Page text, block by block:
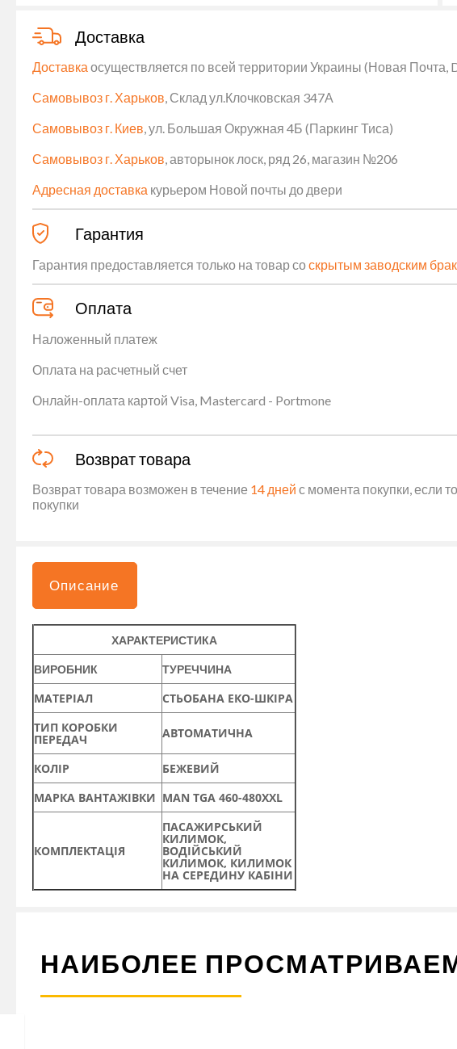
Доставка
Доставка осуществляется по всей территории Украины (Новая Почта,
Самовывоз г. Харьков , Склад ул.Клочковская 347А
Самовывоз г. Киев , ул. Большая Окружная 4Б (Паркинг Тиса)
Самовывоз г. Харьков , авторынок лоск, ряд 26, магазин №206
Адресная доставка курьером Новой почты до двери
Гарантия
Гарантия предоставляется только на товар соскрытым заводским
Оплата
Наложенный платеж
Оплата на расчетный счет
Онлайн-оплата картой Visa, Mastercard - Portmone
Возврат товара
Возврат товара возможен в течение 14 дней с момента покупки, если
покупки
Описание
ХАРАКТЕРИСТИКА
ВИРОБНИК ТУРЕЧЧИНА
МАТЕРІАЛ
СТЬОБАНА ЕКО-ШКІРА
ТИП КОРОБКИ
ПЕРЕДАЧ АВТОМАТИЧНА
КОЛІР
БЕЖЕВИЙ
МАРКА ВАНТАЖІВКИ MAN TGA 460-480XXL
КОМПЛЕКТАЦІЯ
ПАСАЖИРСЬКИЙ
КИЛИМОК,
ВОДІЙСЬКИЙ
КИЛИМОК, КИЛИМОК
НА СЕРЕДИНУ КАБІНИ
НАИБОЛЕЕ